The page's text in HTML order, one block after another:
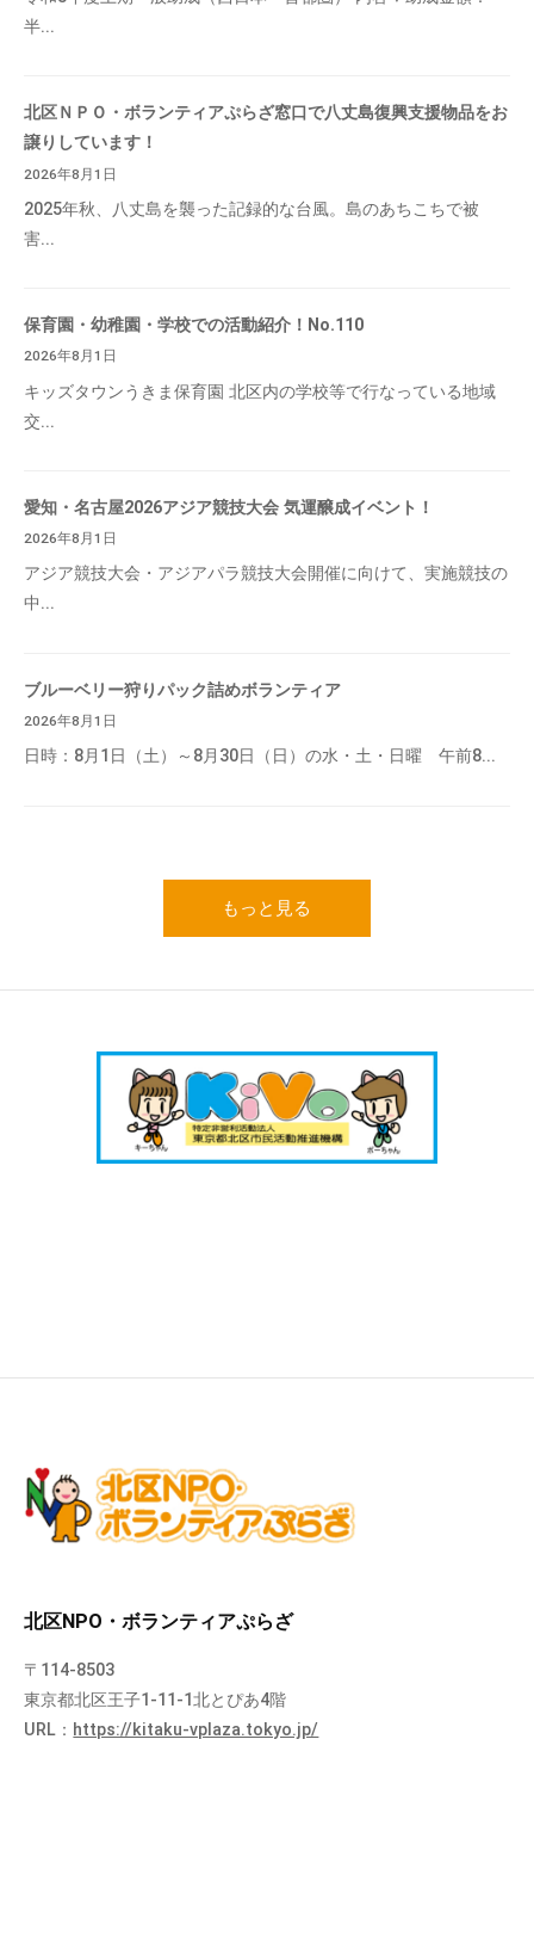
半...
北区ＮＰＯ・ボランティアぷらざ窓口で八丈島復興支援物品をお
譲りしています！
2026年8月1日
2025年秋、八丈島を襲った記録的な台風。島のあちこちで被
害...
保育園・幼稚園・学校での活動紹介！No.110
2026年8月1日
キッズタウンうきま保育園 北区内の学校等で行なっている地域
交...
愛知・名古屋2026アジア競技大会 気運醸成イベント！
2026年8月1日
アジア競技大会・アジアパラ競技大会開催に向けて、実施競技の
中...
ブルーベリー狩りパック詰めボランティア
2026年8月1日
日時：8月1日（土）～8月30日（日）の水・土・日曜 午前8...
もっと見る
北区NPO・ボランティアぷらざ
〒114-8503
東京都北区王子1-11-1北とぴあ4階
URL： https://kitaku-vplaza.tokyo.jp/